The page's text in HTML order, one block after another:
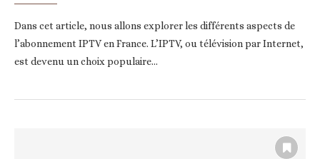
Dans cet article, nous allons explorer les différents aspects de
l’abonnement IPTV en France. L’IPTV, ou télévision par Internet,
est devenu un choix populaire…